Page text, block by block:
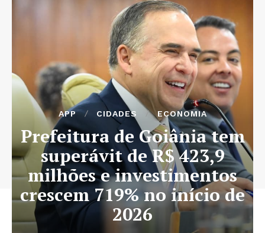
APP CIDADES ECONOMIA
Prefeitura de Goiânia tem
superávit de R$ 423,9
milhões e investimentos
crescem 719% no início de
2026